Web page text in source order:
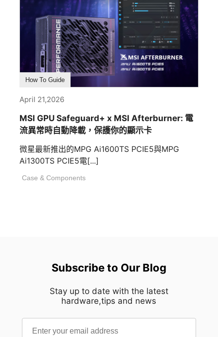
How To Guide
April 21,2026
MSI GPU Safeguard+ x MSI Afterburner: 電
流異常時自動降載，保護你的顯示卡
微星最新推出的MPG Ai1600TS PCIE5與MPG
Ai1300TS PCIE5電[...]
Case & Components
Subscribe to Our Blog
Stay up to date with the latest
hardware,tips and news